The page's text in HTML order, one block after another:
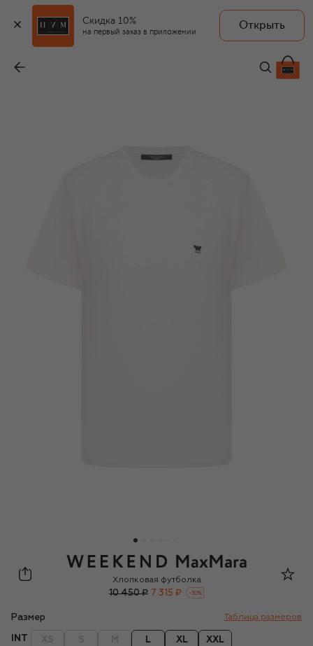
Скидка 10%
на первый заказ в приложении
Открыть
7 315 ₽
Weekend Max Mara
Хлопковая футболка
10 450 ₽ 7 315 ₽ -30%
Размер Таблица размеров
INT L XL XXL